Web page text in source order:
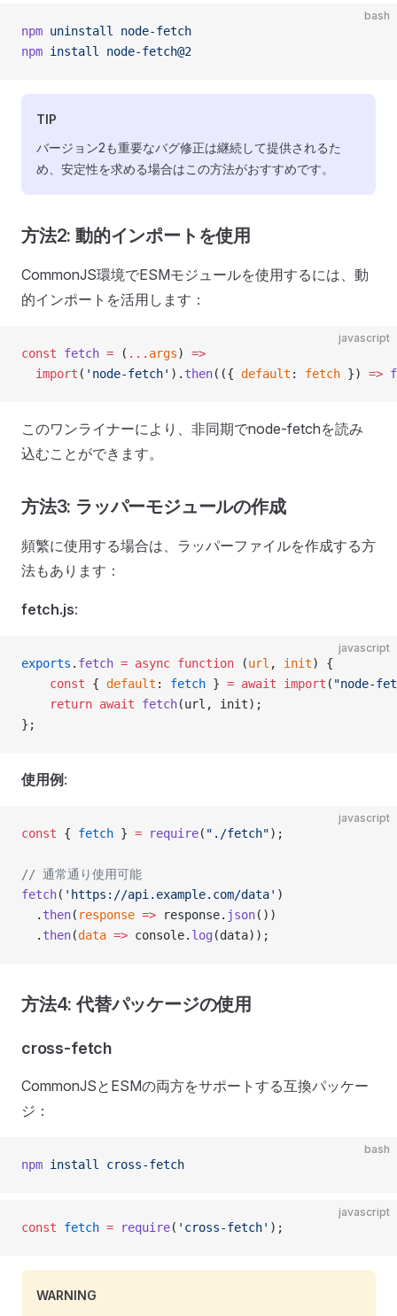
bash
npm uninstall
node-fetch
npm install node-fetch@2
TIP
バージョン2も重要なバグ修正は継続して提供されるた
め、安定性を求める場合はこの方法がおすすめです。
方法2: 動的インポートを使用
CommonJS環境でESMモジュールを使用するには、動
的インポートを活用します：
javascript
const fetch = ( ... args) =>
  import
( 'node-fetch' ). then(({ default : fetch }) =>
このワンライナーにより、非同期でnode-fetchを読み
込むことができます。
方法3: ラッパーモジュールの作成
頻繁に使用する場合は、ラッパーファイルを作成する方
法もあります：
fetch.js:
javascript
exports . fetch = async function (url , init) {
    const
{ default : fetch } = await import ( "node-
    return
await fetch(url, init);
};
使用例 :
javascript
const { fetch } = require( "./fetch");
// 通常通り使用可能
fetch( 'https://api.example.com/data' )
  .
then( response => response. json())
  .
then(data => console. log (data));
方法4: 代替パッケージの使用
cross-fetch
CommonJSとESMの両方をサポートする互換パッケー
ジ：
bash
npm install cross-fetch
javascript
const fetch = require( 'cross-fetch' );
WARNING